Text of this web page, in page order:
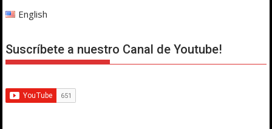
English
Suscríbete a nuestro Canal de Youtube!